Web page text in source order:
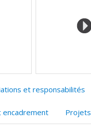
et responsabilités
encadrement Projets